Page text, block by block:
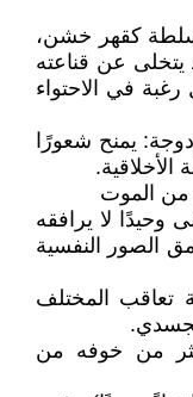
كقهر خشن،
عن قناعته
في الاحتواء
يمنح شعورًا
الأخلاقية.
وحيدًا لا يرافقه
[16] من أعمق الصور النفسية
تعاقب المختلف
من خوفه من